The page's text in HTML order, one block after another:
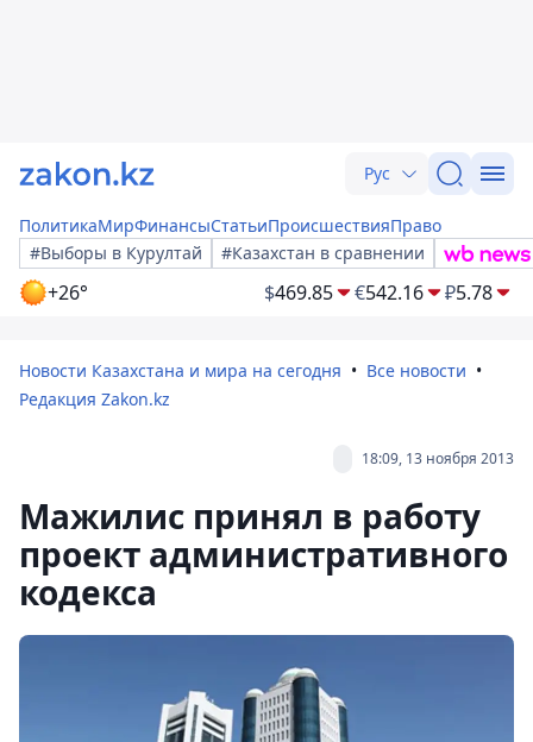
Рус
ПолитикаМирФинансыСтатьиПроисшествияПраво
#Выборы в Курултай
#Казахстан в сравнении
+26° $469.85 €542.16 ₽5.78
Новости Казахстана и мира на сегодня
Все новости
Редакция Zakon.kz
18:09, 13 ноября 2013
Мажилис принял в работу
проект административного
кодекса